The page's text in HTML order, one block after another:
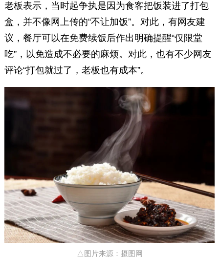
老板表示，当时起争执是因为食客把饭装进了打包
盒，并不像网上传的“不让加饭”。对此，有网友建
议，餐厅可以在免费续饭后作出明确提醒“仅限堂
吃”，以免造成不必要的麻烦。对此，也有不少网友
评论“打包就过了，老板也有成本”。
△图片来源：摄图网